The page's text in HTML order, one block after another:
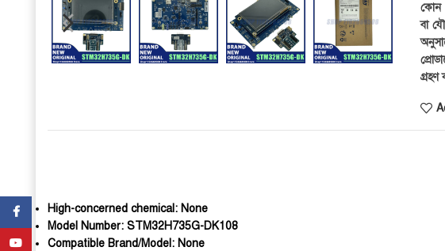
কোন
বা
গ্রহণ
High-concerned chemical: None
Model Number: STM32H735G-DK108
Compatible Brand/Model: None
Facebook
YouTube